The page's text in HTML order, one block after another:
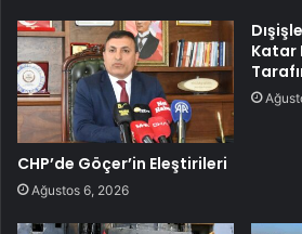
CHP’de Göçer’in Eleştirileri
Ağustos 6, 2026
Katar